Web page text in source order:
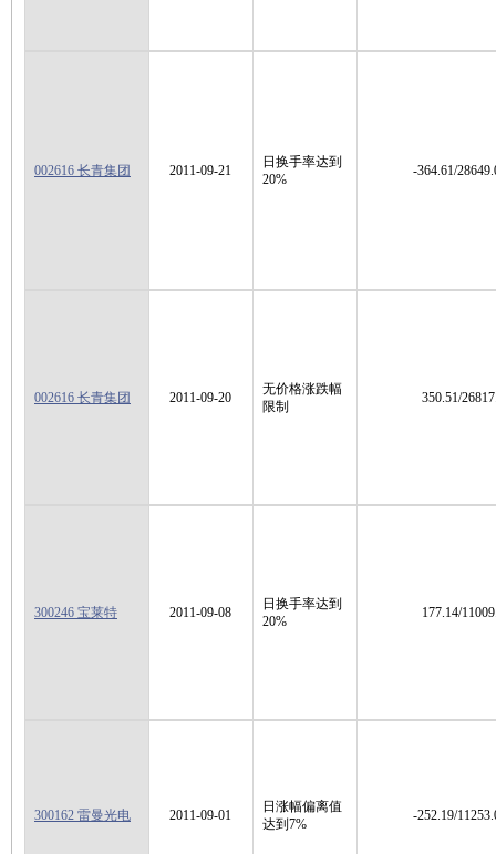
002616 长青集团 2011-09-21
日换手率达到
20%
-364.61/
002616 长青集团 2011-09-20
无价格涨跌幅
限制
350.51/
300246 宝莱特 2011-09-08
日换手率达到
20%
177.14/
300162 雷曼光电 2011-09-01
日涨幅偏离值
达到7%
-252.19/